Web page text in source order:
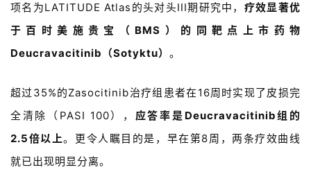
项名为LATITUDE Atlas 的头对头III期研究中， 疗效显著优
于百时美施贵宝（ BMS ）的同靶点上市药物
Deucravacitinib
（Sotyktu） 。
超过35%的Zasocitinib治疗组患者在 16周时实现了皮损完
全清除（ PASI 100）， 应答率是 Deucravacitinib组的
2.5倍以上。更令人瞩目的是，早在第8周，两条疗效曲线
就已出现明显分离。